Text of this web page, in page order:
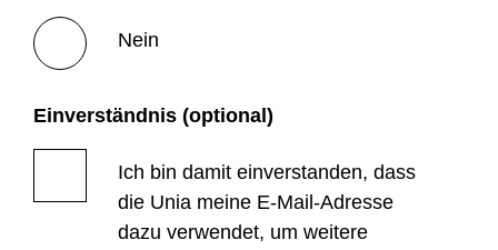
Nein
Einverständnis (optional)
Ich bin damit einverstanden, dass
die Unia meine E-Mail-Adresse
dazu verwendet, um weitere